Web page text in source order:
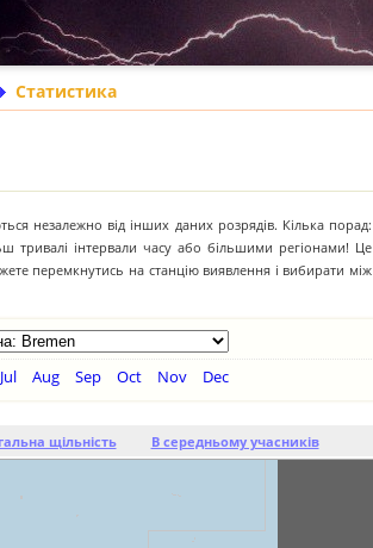
Статистика
незалежно від інших даних розрядів. Кілька порад:
тривалі інтервали часу або більшими регіонами! Це
перемкнутись на станцію виявлення і вибирати між
Jul Aug Sep Oct Nov Dec
щільність В середньому учасників